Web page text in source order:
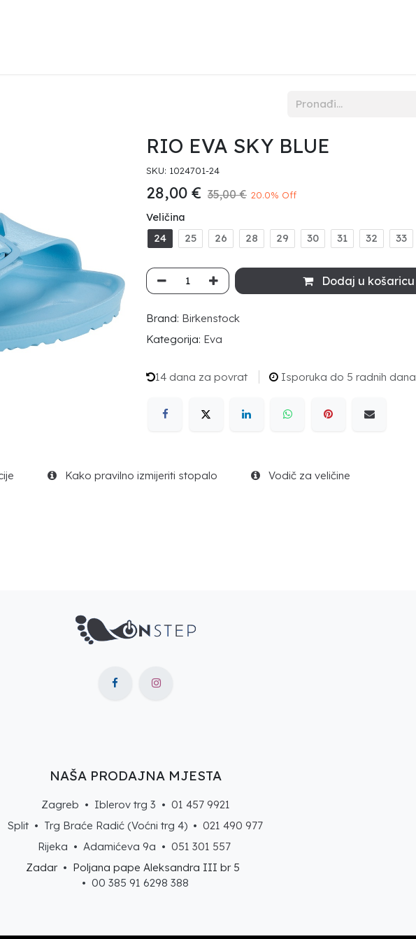
RIO EVA SKY BLUE
SKU: 1024701-24
28,00 € 35,00€ 20.0% Off
Veličina
24 25 26 28 29 30 31 32 33
Dodaj u košaricu
Brand: Birkenstock
Kategorija: Eva
14 dana za povrat Isporuka do 5 radnih dana
Kako pravilno izmijeriti stopalo Vodič za veličine
NAŠA PRODAJNA MJESTA
Zagreb • Iblerov trg 3 • 01 457 9921
Split • Trg Braće Radić (Voćni trg 4) •021 490 977
Rijeka • Adamićeva 9a • 051 301 557
Zadar• Poljana pape Aleksandra III br 5
• 00 385 91 6298 388